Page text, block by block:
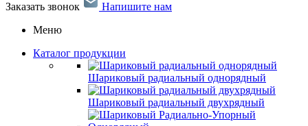
Заказать звонок
Напишите нам
Меню
Каталог продукции
Шариковый радиальный однорядный
Шариковый радиальный двухрядный